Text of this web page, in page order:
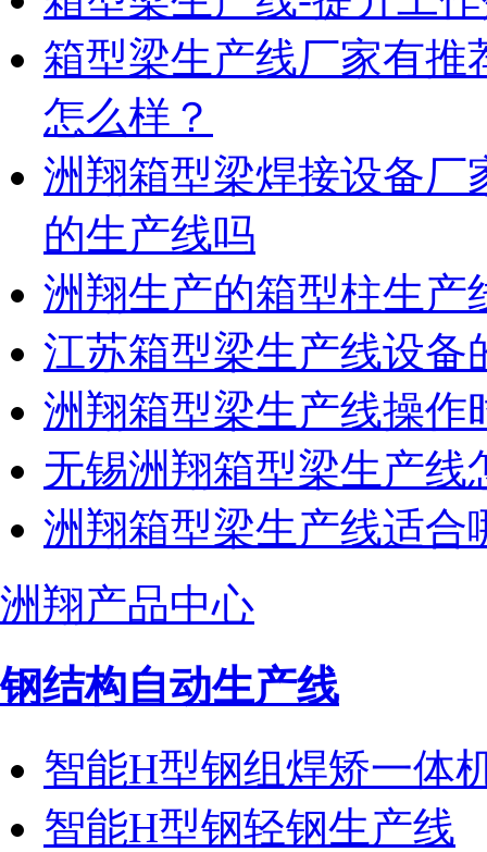
箱型梁生产线厂家有推
怎么样？
洲翔箱型梁焊接设备厂
的生产线吗
洲翔生产的箱型柱生产
江苏箱型梁生产线设备
洲翔箱型梁生产线操作
无锡洲翔箱型梁生产线
洲翔箱型梁生产线适合
洲翔产品中心
钢结构自动生产线
智能H型钢组焊矫一体
智能H型钢轻钢生产线